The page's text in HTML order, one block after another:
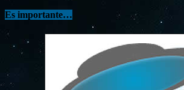
Es importante…